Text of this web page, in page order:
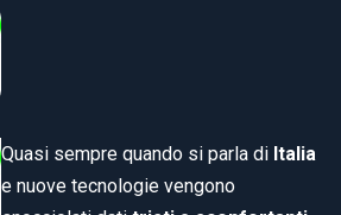
Quasi sempre quando si parla di Italia
e nuove tecnologie vengono